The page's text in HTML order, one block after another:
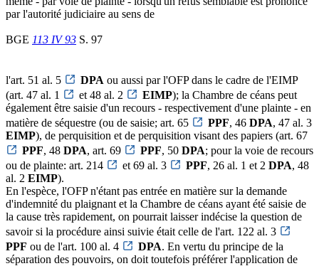
par l'autorité judiciaire au sens de
BGE 113 IV 93 S. 97
l'art. 51 al. 5 DPA ou aussi par l'OFP dans le cadre de l'EIMP
(art. 47 al. 1
et 48 al. 2 EIMP); la Chambre de céans peut
également être saisie d'un recours - respectivement d'une plainte - en
matière de séquestre (ou de saisie; art. 65
PPF, 46 DPA, 47 al. 3
EIMP), de perquisition et de perquisition visant des papiers (art. 67
PPF, 48 DPA, art. 69 PPF, 50 DPA; pour la voie de recours
ou de plainte: art. 214
et 69 al. 3 PPF, 26 al. 1 et 2 DPA, 48
al. 2 EIMP).
En l'espèce, l'OFP n'étant pas entrée en matière sur la demande
d'indemnité du plaignant et la Chambre de céans ayant été saisie de
la cause très rapidement, on pourrait laisser indécise la question de
savoir si la procédure ainsi suivie était celle de l'art. 122 al. 3
PPF ou de l'art. 100 al. 4 DPA. En vertu du principe de la
séparation des pouvoirs, on doit toutefois préférer l'application de